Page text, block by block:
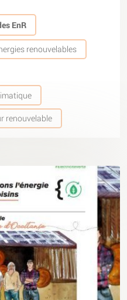
EnR
renouvelables
renouvelable